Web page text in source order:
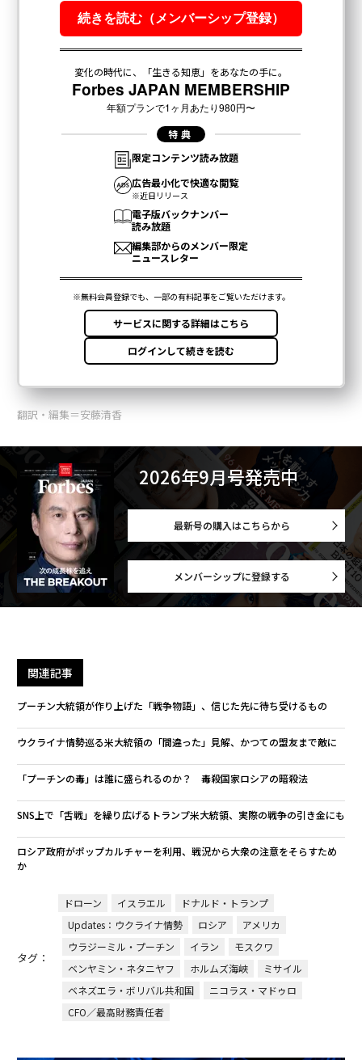
翻訳・編集＝安藤清香
2026年9月号発売中
最新号の購入はこちらから
メンバーシップに登録する
関連記事
プーチン大統領が作り上げた「戦争物語」、信じた先に待ち受けるもの
ウクライナ情勢巡る米大統領の「間違った」見解、かつての盟友まで敵に
「プーチンの毒」は誰に盛られるのか？ 毒殺国家ロシアの暗殺法
SNS上で「舌戦」を繰り広げるトランプ米大統領、実際の戦争の引き金にも
ロシア政府がポップカルチャーを利用、戦況から大衆の注意をそらすため
か
タグ：
ドローン イスラエル
ドナルド・トランプ
Updates：ウクライナ情勢
ロシア
アメリカ
ウラジーミル・プーチン
イラン
モスクワ
ベンヤミン・ネタニヤフ
ホルムズ海峡
ミサイル
ベネズエラ・ボリバル共和国
ニコラス・マドゥロ
CFO／最高財務責任者